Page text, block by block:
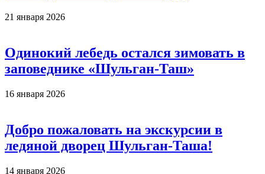
21 января 2026
Одинокий лебедь остался зимовать в
заповеднике «Шульган-Таш»
16 января 2026
Добро пожаловать на экскурсии в
ледяной дворец Шульган-Таша!
14 января 2026